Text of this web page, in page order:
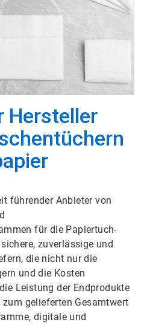
Hersteller
führender Anbieter von
für die Papiertuch-
zuverlässige und
die nicht nur die
und die Kosten
Leistung der Endprodukte
gelieferten Gesamtwert
digitale und